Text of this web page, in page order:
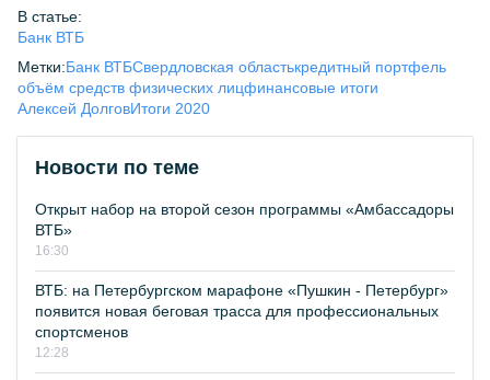
В статье:
Банк ВТБ
Метки:Банк ВТБСвердловская областькредитный портфель
объём средств физических лицфинансовые итоги
Алексей ДолговИтоги 2020
Новости по теме
Открыт набор на второй сезон программы «Амбассадоры
ВТБ»
16:30
ВТБ: на Петербургском марафоне «Пушкин - Петербург»
появится новая беговая трасса для профессиональных
спортсменов
12:28